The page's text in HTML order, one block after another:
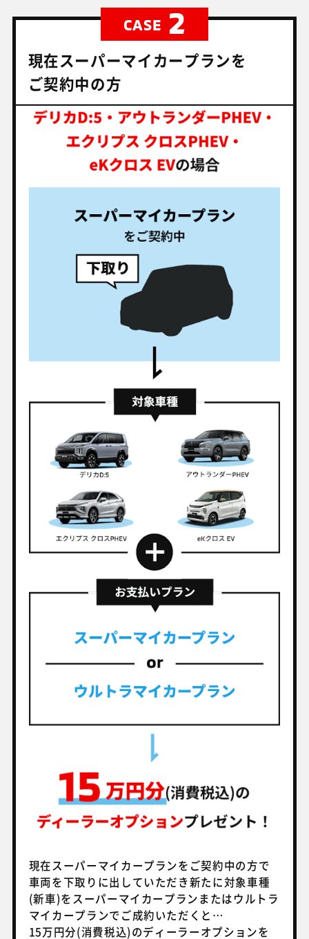
CASE 2
現在スーパーマイカープランを
ご契約中の方
現在スーパーマイカープランをご契約中の方で
車両を下取りに出していただき新たに対象車種
(新車)をスーパーマイカープランまたはウルトラ
マイカープランでご成約いただくと…
15万円分(消費税込)のディーラーオプションを